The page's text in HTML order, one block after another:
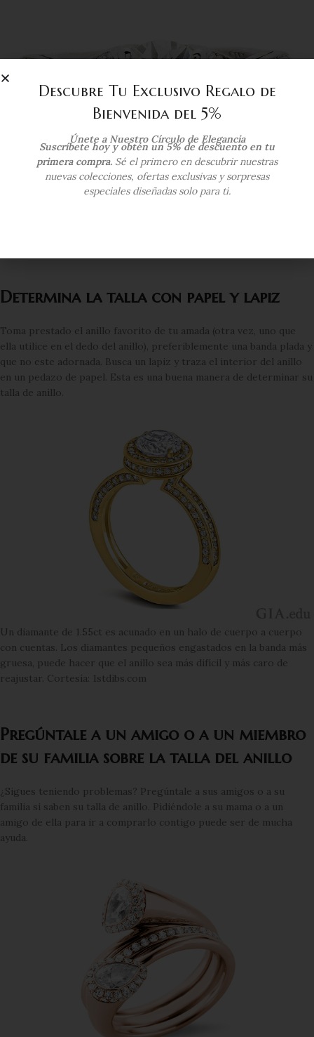
Es importante tener la talla del anillo correcta, especialmente
Determina la talla con papel y lapiz
Toma prestado el anillo favorito de tu amada (otra vez, uno que
ella utilice en el dedo del anillo), preferiblemente una banda plada y
que no este adornada. Busca un lapiz y traza el interior del anillo
en un pedazo de papel. Esta es una buena manera de determinar su
talla de anillo.
Un diamante de 1.55ct es acunado en un halo de cuerpo a cuerpo
con cuentas. Los diamantes pequeños engastados en la banda más
gruesa, puede hacer que el anillo sea más difícil y más caro de
reajustar. Cortesía: 1stdibs.com
Pregúntale a un amigo o a un miembro
de su familia sobre la talla del anillo
¿Sigues teniendo problemas? Pregúntale a sus amigos o a su
familia si saben su talla de anillo. Pidiéndole a su mama o a un
amigo de ella para ir a comprarlo contigo puede ser de mucha
ayuda.
Descubre Tu Exclusivo Regalo de
Bienvenida del 5%
Únete a Nuestro Círculo de Elegancia
Suscríbete hoy y obtén un 5% de descuento en tu
primera compra. Sé el primero en descubrir nuestras
nuevas colecciones, ofertas exclusivas y sorpresas
especiales diseñadas solo para ti.